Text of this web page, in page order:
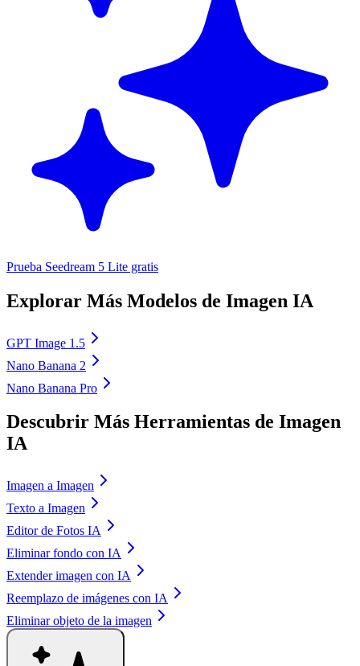
Prueba Seedream 5 Lite gratis
Explorar Más Modelos de Imagen IA
GPT Image 1.5
Nano Banana 2
Nano Banana Pro
Descubrir Más Herramientas de Imagen
IA
Imagen a Imagen
Texto a Imagen
Editor de Fotos IA
Eliminar fondo con IA
Extender imagen con IA
Reemplazo de imágenes con IA
Eliminar objeto de la imagen